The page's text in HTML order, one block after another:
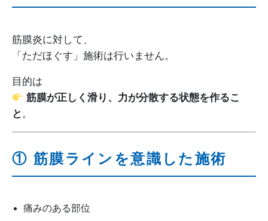
筋膜炎に対して、
「ただほぐす」施術は行いません。
目的は
筋膜が正しく滑り、力が分散する状態を作るこ
と 。
① 筋膜ラインを意識した施術
痛みのある部位